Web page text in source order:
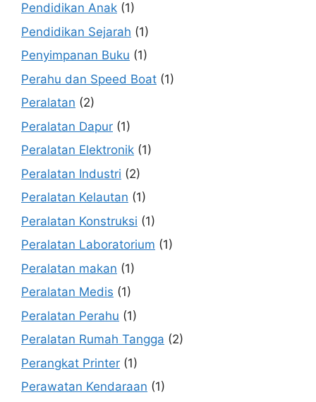
Pendidikan Anak (1)
Pendidikan Sejarah (1)
Penyimpanan Buku (1)
Perahu dan Speed Boat (1)
Peralatan (2)
Peralatan Dapur (1)
Peralatan Elektronik (1)
Peralatan Industri (2)
Peralatan Kelautan (1)
Peralatan Konstruksi (1)
Peralatan Laboratorium (1)
Peralatan makan (1)
Peralatan Medis (1)
Peralatan Perahu (1)
Peralatan Rumah Tangga (2)
Perangkat Printer (1)
Perawatan Kendaraan (1)